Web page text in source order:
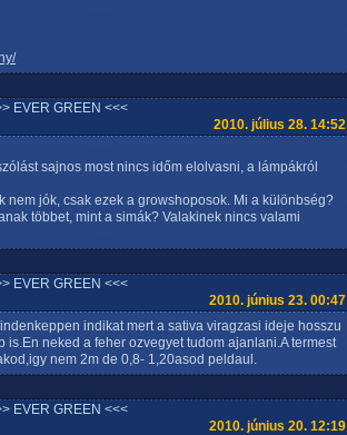
EVER GREEN <<<
2010. július 28. 14:52
sajnos most nincs időm elolvasni, a lámpákról
nem jók, csak ezek a growshoposok. Mi a különbség?
többet, mint a simák? Valakinek nincs valami
EVER GREEN <<<
2010. június 23. 00:47
indikat mert a sativa viragzasi ideje hosszu
is.En neked a feher ozvegyet tudom ajanlani.A termest
nem 2m de 0,8- 1,20asod peldaul.
EVER GREEN <<<
2010. június 20. 12:19